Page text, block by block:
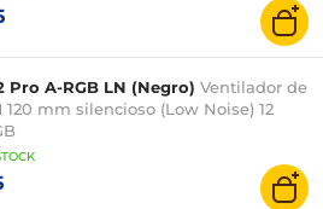
Pro A-RGB LN (Negro) Ventilador de
120 mm silencioso (Low Noise) 12